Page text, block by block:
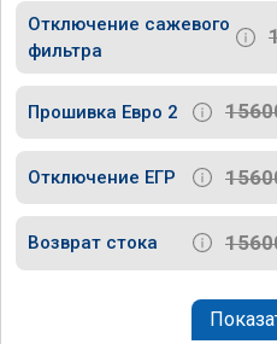
Отключение сажевого
фильтра
Прошивка Евро 2
Отключение ЕГР
Возврат стока